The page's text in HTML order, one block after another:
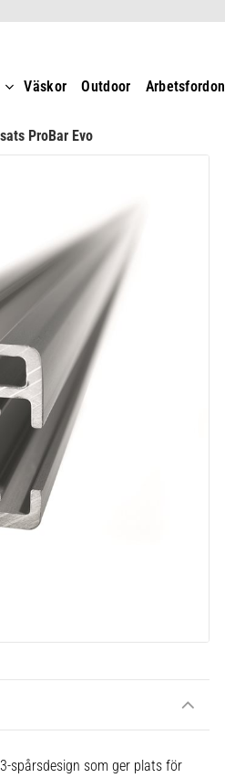
Väskor Outdoor Arbetsfordon
ProBar Evo
spårsdesign som ger plats för